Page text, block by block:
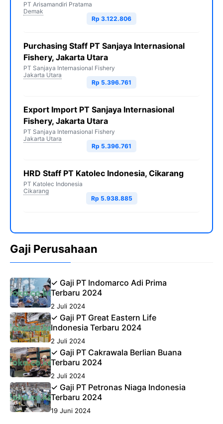
PT Arisamandiri Pratama
Demak
Rp 3.122.806
Purchasing Staff PT Sanjaya Internasional
Fishery, Jakarta Utara
PT Sanjaya Internasional Fishery
Jakarta Utara
Rp 5.396.761
Export Import PT Sanjaya Internasional
Fishery, Jakarta Utara
PT Sanjaya Internasional Fishery
Jakarta Utara
Rp 5.396.761
HRD Staff PT Katolec Indonesia, Cikarang
PT Katolec Indonesia
Cikarang
Rp 5.938.885
Gaji Perusahaan
✓ Gaji PT Indomarco Adi Prima
Terbaru 2024
2 Juli 2024
✓ Gaji PT Great Eastern Life
Indonesia Terbaru 2024
2 Juli 2024
✓ Gaji PT Cakrawala Berlian Buana
Terbaru 2024
2 Juli 2024
✓ Gaji PT Petronas Niaga Indonesia
Terbaru 2024
19 Juni 2024